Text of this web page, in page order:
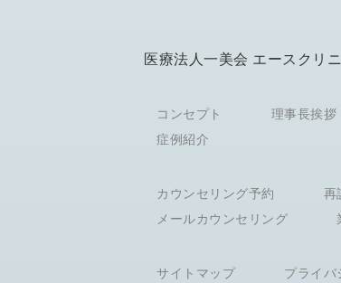
医療法人一美会 エースクリ
コンセプト 理事長挨拶
症例紹介
カウンセリング予約 再
メールカウンセリング
サイトマップ プライバ